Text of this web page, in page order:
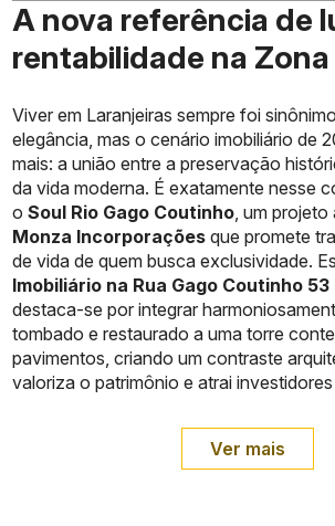
A nova referência de
rentabilidade na Zona
Viver em Laranjeiras sempre foi
elegância, mas o cenário imobiliário de
mais: a união entre a preservação
da vida moderna. É exatamente nesse
oSoul Rio Gago Coutinho, um projeto
Monza Incorporações que promete
de vida de quem busca exclusividade.
Imobiliário na Rua Gago Coutinho
destaca-se por integrar
tombado e restaurado a uma torre
pavimentos, criando um contraste
valoriza o patrimônio e atrai
Ver mais